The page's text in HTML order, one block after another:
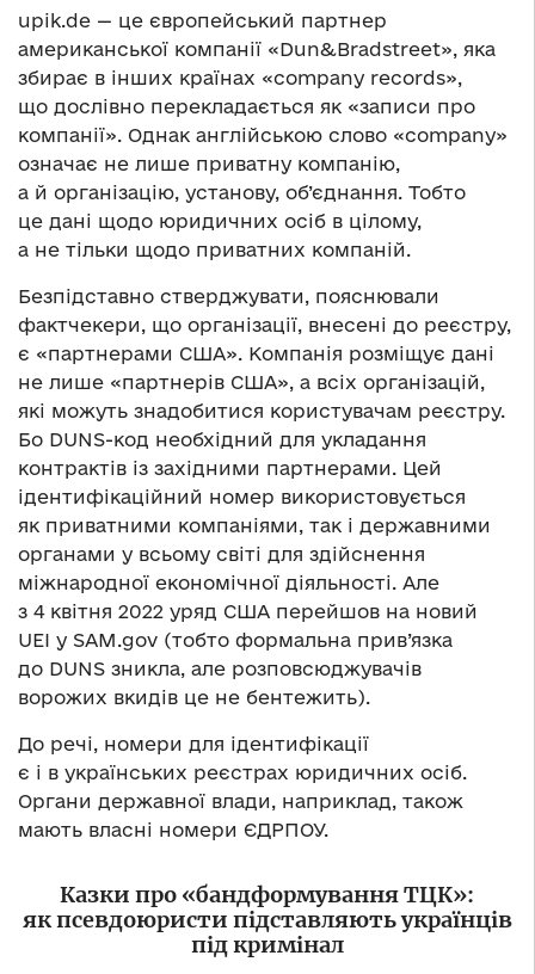
upik.de — це європейський партнер
американської компанії «Dun&Bradstreet», яка
збирає в інших країнах «company records»,
що дослівно перекладається як «записи про
компанії». Однак англійською слово «company»
означає не лише приватну компанію,
а й організацію, установу, об’єднання. Тобто
це дані щодо юридичних осіб в цілому,
а не тільки щодо приватних компаній.
Безпідставно стверджувати, пояснювали
фактчекери, що організації, внесені до реєстру,
є «партнерами США». Компанія розміщує дані
не лише «партнерів США», а всіх організацій,
які можуть знадобитися користувачам реєстру.
Бо DUNS-код необхідний для укладання
контрактів із західними партнерами. Цей
ідентифікаційний номер використовується
як приватними компаніями, так і державними
органами у всьому світі для здійснення
міжнародної економічної діяльності. Але
з 4 квітня 2022 уряд США перейшов на новий
UEI у SAM.gov (тобто формальна прив’язка
до DUNS зникла, але розповсюджувачів
ворожих вкидів це не бентежить).
До речі, номери для ідентифікації
є і в українських реєстрах юридичних осіб.
Органи державної влади, наприклад, також
мають власні номери ЄДРПОУ.
Казки про «бандформування ТЦК»:
як псевдоюристи підставляють українців
під кримінал